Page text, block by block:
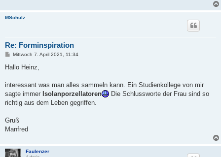
MSchulz
Re: Forminspiration
B
i
a
Mittwoch 7. April 2021, 11:34
Hallo Heinz,
interessant was man alles sammeln kann. Ein Studienkollege von mir
sagte immer Isolanporzellatoren
Die Schlussworte der Frau sind so
richtig aus dem Leben gegriffen.
Gruß
Manfred
Faulenzer